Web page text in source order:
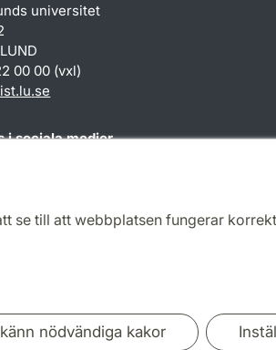
se till att webbplatsen fungerar
nödvändiga kakor
universitet
00 00 (vxl)
.se
i sociala medier